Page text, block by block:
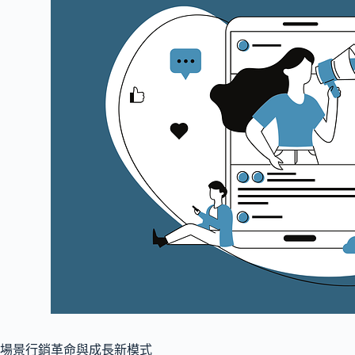
場景行銷革命與成長新模式